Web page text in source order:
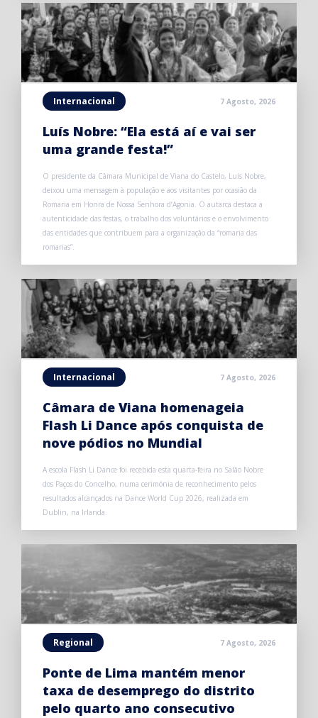
Internacional 7 Agosto, 2026
Luís Nobre: “Ela está aí e vai ser
uma grande festa!”
O presidente da Câmara Municipal de Viana do Castelo, Luís Nobre,
deixou uma mensagem à população e aos visitantes por ocasião da
Romaria em Honra de Nossa Senhora d’Agonia. O autarca destaca a
autenticidade das festas, o trabalho dos voluntários e o envolvimento
das entidades que contribuem para a organização da “romaria das
romarias”.
Internacional 7 Agosto, 2026
Câmara de Viana homenageia
Flash Li Dance após conquista de
nove pódios no Mundial
A escola Flash Li Dance foi recebida esta quarta-feira no Salão Nobre
dos Paços do Concelho, numa cerimónia de reconhecimento pelos
resultados alcançados na Dance World Cup 2026, realizada em
Dublin, na Irlanda.
Regional 7 Agosto, 2026
Ponte de Lima mantém menor
taxa de desemprego do distrito
pelo quarto ano consecutivo